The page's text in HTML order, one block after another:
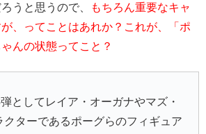
うと思うので、
もちろん重要なキャ
、ってことはあれか？これが、「ポ
んの状態ってこと？
としてレイア・オーガナやマズ・
クターであるポーグらのフィギュア